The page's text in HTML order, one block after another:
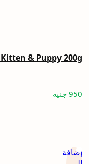
& Puppy 200g
950 جنيه
إضافة